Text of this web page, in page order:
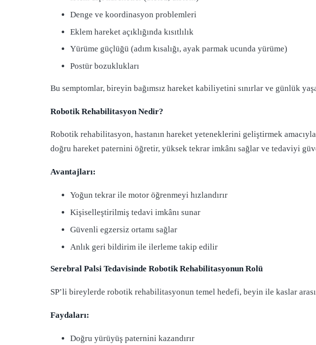
Denge ve koordinasyon problemleri
Eklem hareket açıklığında kısıtlılık
Yürüme güçlüğü (adım kısalığı, ayak parmak ucunda yürüme)
Postür bozuklukları
Bu semptomlar, bireyin bağımsız hareket kabiliyetini sınırlar ve günlük
Robotik Rehabilitasyon Nedir?
Robotik rehabilitasyon, hastanın hareket yeteneklerini geliştirmek
doğru hareket paternini öğretir, yüksek tekrar imkânı sağlar ve tedaviyi
Avantajları:
Yoğun tekrar ile motor öğrenmeyi hızlandırır
Kişiselleştirilmiş tedavi imkânı sunar
Güvenli egzersiz ortamı sağlar
Anlık geri bildirim ile ilerleme takip edilir
Serebral Palsi Tedavisinde Robotik Rehabilitasyonun Rolü
SP’li bireylerde robotik rehabilitasyonun temel hedefi, beyin ile kaslar
Faydaları:
Doğru yürüyüş paternini kazandırır